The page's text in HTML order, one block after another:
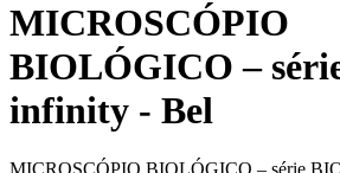
MICROSCÓPIO
BIOLÓGICO –
infinity - Bel
MICROSCÓPIO BIOLÓGICO – série